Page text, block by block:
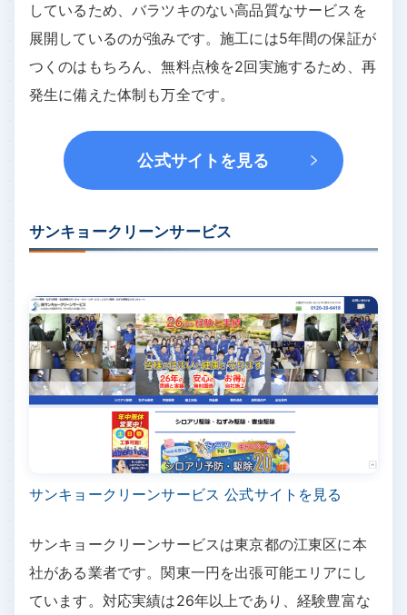
しているため、バラツキのない高品質なサービスを
展開しているのが強みです。施工には5年間の保証が
つくのはもちろん、無料点検を2回実施するため、再
発生に備えた体制も万全です。
公式サイトを見る
サンキョークリーンサービス
サンキョークリーンサービス 公式サイトを見る
サンキョークリーンサービスは東京都の江東区に本
社がある業者です。関東一円を出張可能エリアにし
ています。対応実績は26年以上であり、経験豊富な